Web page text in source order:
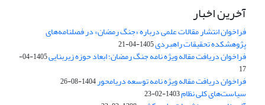
آخرین اخبار
فراخوان انتشار مقالات علمی درباره «جنگ رمضان» در فصلنامه‌های
پژوهشکده تحقیقات راهبردی1405-04-21
فراخوان دریافت مقاله ویژه نامه جنگ رمضان؛ ابعاد حوزه زیربنایی
1405-04-
17
فراخوان دریافت مقاله ویژه نامه توسعه دریامحور1404-08-26
سیاست‌های کلی نظام1403-02-23